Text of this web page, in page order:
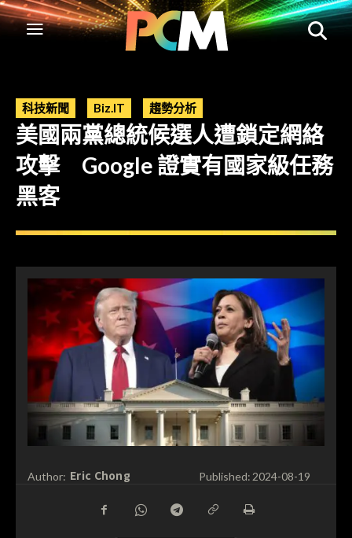
科技新聞 Biz.IT 趨勢分析
美國兩黨總統候選人遭鎖定網絡
攻擊 Google 證實有國家級任務
黑客
Author: Eric Chong Published: 2024-08-19